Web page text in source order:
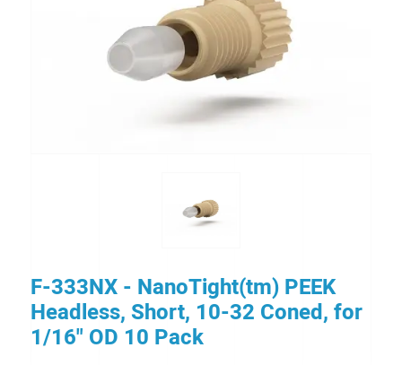
F-333NX - NanoTight(tm) PEEK
Headless, Short, 10-32 Coned, for
1/16" OD 10 Pack